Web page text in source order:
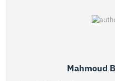
Mahmoud